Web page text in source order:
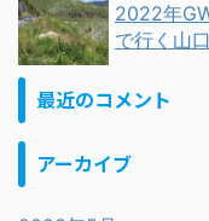
2022年
で行く山口
最近のコメント
アーカイブ